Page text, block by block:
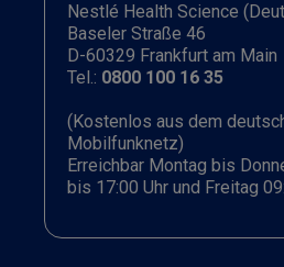
Nestlé Health Science
Baseler Straße 46
D-60329 Frankfurt am Main
Tel.: 0800 100 16 35
(Kostenlos aus dem
Mobilfunknetz)
Erreichbar Montag bis
bis 17:00 Uhr und Freitag